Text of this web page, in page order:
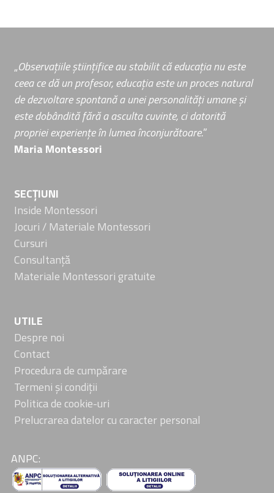
„Observațiile științifice au stabilit că educația nu este
ceea ce dă un profesor, educația este un proces natural
de dezvoltare spontană a unei personalități umane și
este dobândită fără a asculta cuvinte, ci datorită
propriei experiențe în lumea înconjurătoare.”
Maria Montessori
SECȚIUNI
Inside Montessori
Jocuri / Materiale Montessori
Cursuri
Consultanță
Materiale Montessori gratuite
UTILE
Despre noi
Contact
Procedura de cumpărare
Termeni și condiții
Politica de cookie-uri
Prelucrarea datelor cu caracter personal
ANPC: